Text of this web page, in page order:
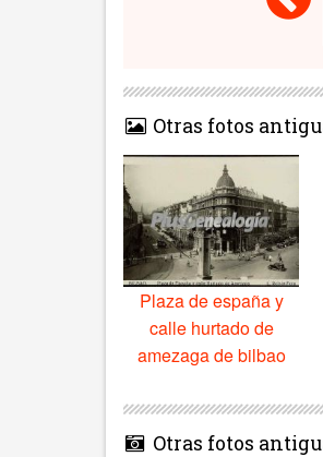
Otras fotos
Plaza de españa y
calle hurtado de
amezaga de bilbao
Otras fotos